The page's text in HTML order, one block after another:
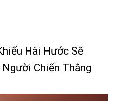
Hài Hước Sẽ
Chiến Thắng